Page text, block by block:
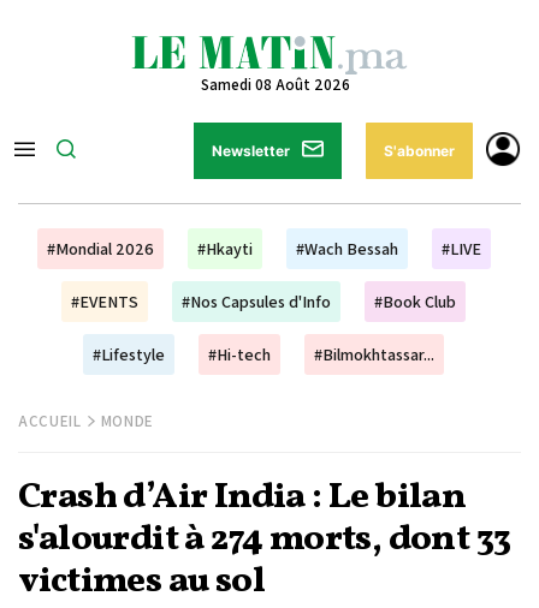
Samedi 08 Août 2026
Newsletter S'abonner
#Mondial 2026 #Hkayti #Wach Bessah #LIVE
#EVENTS #Nos Capsules d'Info #Book Club
#Lifestyle #Hi-tech #Bilmokhtassar...
ACCUEIL MONDE
Crash d’Air India : Le bilan
s'alourdit à 274 morts, dont 33
victimes au sol